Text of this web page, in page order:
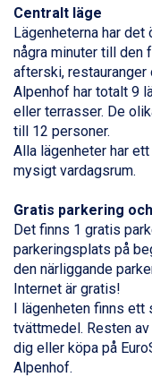
Champoluc från
Sestriere från
Fieberbrunn
Ischgl från
Wagrain från
Val Thorens
St. Anton från
Zell am See
Canazei från
Ponte di Legno
Sauze dOulx
Alleghe från
Bad Gastein
Arabba från
La Thuile från
Cervinia från
Saalbach från
Sölden från
Centralt läge
Lägenheterna har
några minuter till den
afterski, restauranger
Alpenhof har totalt 9
eller terrasser. De
till 12 personer.
Alla lägenheter har
mysigt vardagsrum.
Gratis parkering
Det finns 1 gratis
parkeringsplats på
den närliggande
Internet är gratis!
I lägenheten finns ett
tvättmedel. Resten
dig eller köpa på
Alpenhof.